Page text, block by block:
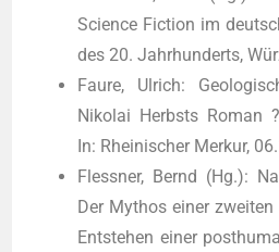
Sci­ence Fic­tion im
des 20. Jahr­hun­derts,
Fau­re, Ulrich:
Niko­lai Herbsts Roman
In: Rhei­ni­scher Mer­kur,
Fless­ner, Bernd (Hg.):
Der Mythos einer
Ent­ste­hen einer